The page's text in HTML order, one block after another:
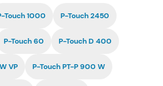
Touch 1000 P-Touch 2450
P-Touch 60 P-Touch D 400
VP P-Touch PT-P 900 W